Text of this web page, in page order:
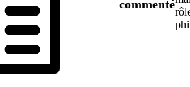
commenté